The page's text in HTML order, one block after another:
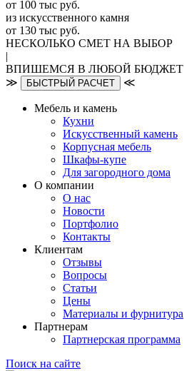
от 100 тыс руб.
из искусcтвенного камня
от 130 тыс руб.
НЕСКОЛЬКО СМЕТ НА ВЫБОР
|
ВПИШЕМСЯ В ЛЮБОЙ БЮДЖЕТ
≫
БЫСТРЫЙ РАСЧЕТ ≪
Мебель и камень
Кухни
Искусственный камень
Корпусная мебель
Шкафы-купе
Для загородного дома
О компании
О нас
Новости
Портфолио
Контакты
Клиентам
Отзывы
Вопросы
Статьи
Цены
Материалы и фурнитура
Партнерам
Партнерская программа
Поиск на сайте